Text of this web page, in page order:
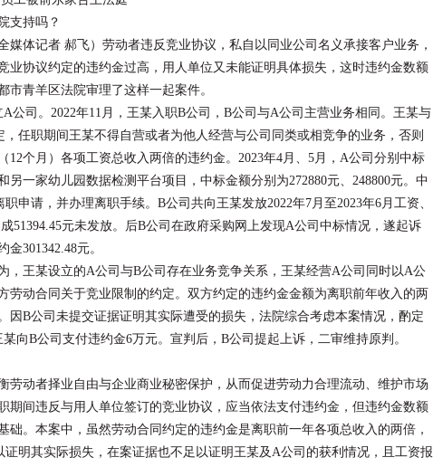
支持吗？
媒体记者 郝飞）劳动者违反竞业协议，私自以同业公司名义承接客户业务，
业协议约定的违约金过高，用人单位又未能证明具体损失，这时违约金数额
市青羊区法院审理了这样一起案件。
司。2022年11月，王某入职B公司，B公司与A公司主营业务相同。王某与
任职期间王某不得自营或者为他人经营与公司同类或相竞争的业务，否则
12个月）各项工资总收入两倍的违约金。2023年4月、5月，A公司分别中标
另一家幼儿园数据检测平台项目，中标金额分别为272880元、248800元。中
申请，并办理离职手续。B公司共向王某发放2022年7月至2023年6月工资、
51394.45元未发放。后B公司在政府采购网上发现A公司中标情况，遂起诉
301342.48元。
王某设立的A公司与B公司存在业务竞争关系，王某经营A公司同时以A公
劳动合同关于竞业限制的约定。双方约定的违约金金额为离职前年收入的两
因B公司未提交证据证明其实际遭受的损失，法院综合考虑本案情况，酌定
向B公司支付违约金6万元。宣判后，B公司提起上诉，二审维持原判。
动者择业自由与企业商业秘密保护，从而促进劳动力合理流动、维护市场
期间违反与用人单位签订的竞业协议，应当依法支付违约金，但违约金数额
础。本案中，虽然劳动合同约定的违约金是离职前一年各项总收入的两倍，
证明其实际损失，在案证据也不足以证明王某及A公司的获利情况，且工资报